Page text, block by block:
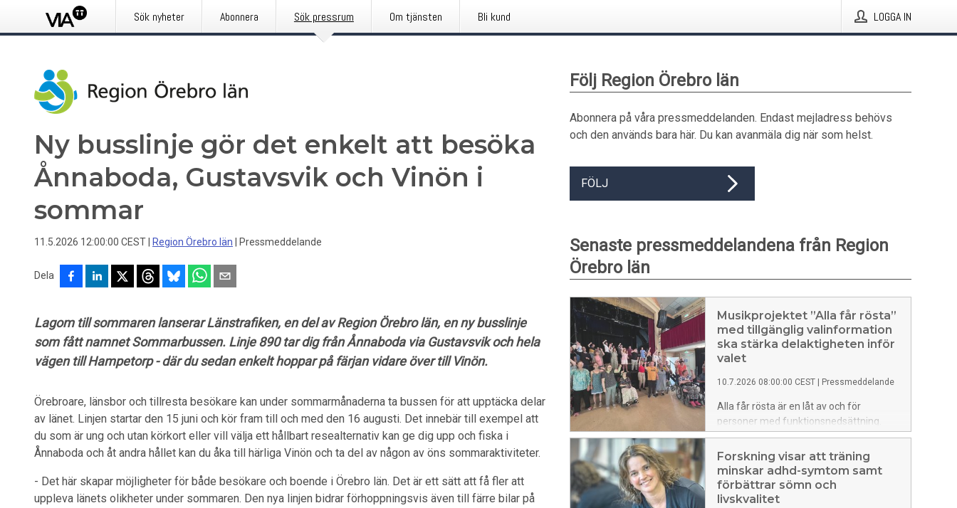
Sök nyheter Abonnera Sök pressrum Om tjänsten Bli kund LOGGA IN
Ny busslinje gör det enkelt att besöka
Ånnaboda, Gustavsvik och Vinön i
sommar
11.5.2026 12:00:00 CEST Region Örebro län Pressmeddelande
Dela
Lagom till sommaren lanserar Länstrafiken, en del av Region Örebro län, en ny busslinje
som fått namnet Sommarbussen. Linje 890 tar dig från Ånnaboda via Gustavsvik och hela
vägen till Hampetorp - där du sedan enkelt hoppar på färjan vidare över till Vinön.
Örebroare, länsbor och tillresta besökare kan under sommarmånaderna ta bussen för att upptäcka delar
av länet. Linjen startar den 15 juni och kör fram till och med den 16 augusti. Det innebär till exempel att
du som är ung och utan körkort eller vill välja ett hållbart resealternativ kan ge dig upp och fiska i
Ånnaboda och åt andra hållet kan du åka till härliga Vinön och ta del av någon av öns sommaraktiviteter.
- Det här skapar möjligheter för både besökare och boende i Örebro län. Det är ett sätt att få fler att
uppleva länets olikheter under sommaren. Den nya linjen bidrar förhoppningsvis även till färre bilar på
Följ Region Örebro län
Abonnera på våra pressmeddelanden. Endast mejladress behövs
och den används bara här. Du kan avanmäla dig när som helst.
FÖLJ
Senaste pressmeddelandena från Region
Örebro län
Musikprojektet ”Alla får rösta”
med tillgänglig valinformation
ska stärka delaktigheten inför
valet
10.7.2026 08:00:00 CEST Pressmeddelande
Alla får rösta är en låt av och för
personer med funktionsnedsättning.
Den ska tillsammans med tillgänglig
valinformation göra det lättare för fler
att delta i valet 2026. Låten är ett
resultat av Region Örebro läns
demokratisatsning till studieförbunden
Forskning visar att träning
minskar adhd-symtom samt
förbättrar sömn och
livskvalitet